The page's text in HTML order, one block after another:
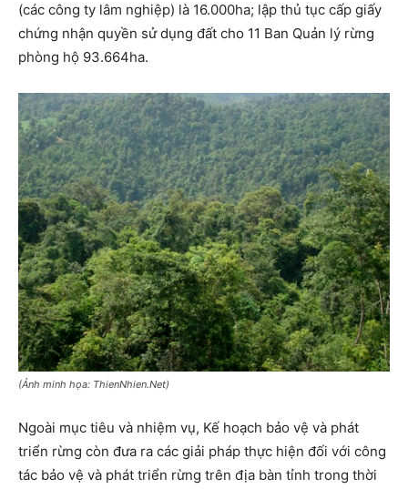
(các công ty lâm nghiệp) là 16.000ha; lập thủ tục cấp giấy
chứng nhận quyền sử dụng đất cho 11 Ban Quản lý rừng
phòng hộ 93.664ha.
(Ảnh minh họa: ThienNhien.Net)
Ngoài mục tiêu và nhiệm vụ, Kế hoạch bảo vệ và phát
triển rừng còn đưa ra các giải pháp thực hiện đối với công
tác bảo vệ và phát triển rừng trên địa bàn tỉnh trong thời